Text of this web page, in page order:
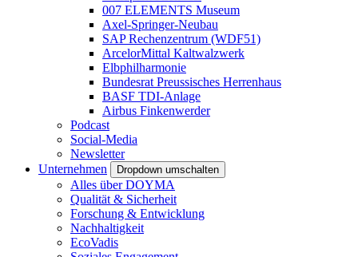
007 ELEMENTS Museum
Axel-Springer-Neubau
SAP Rechenzentrum (WDF51)
ArcelorMittal Kaltwalzwerk
Elbphilharmonie
Bundesrat Preussisches Herrenhaus
BASF TDI-Anlage
Airbus Finkenwerder
Podcast
Social-Media
Newsletter
Unternehmen
Dropdown umschalten
Alles über DOYMA
Qualität & Sicherheit
Forschung & Entwicklung
Nachhaltigkeit
EcoVadis